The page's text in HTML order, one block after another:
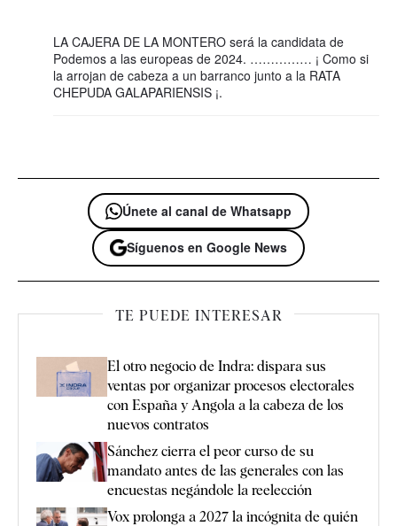
LA CAJERA DE LA MONTERO será la candidata de
Podemos a las europeas de 2024. …………… ¡ Como si
la arrojan de cabeza a un barranco junto a la RATA
CHEPUDA GALAPARIENSIS ¡.
Únete al canal de Whatsapp
Síguenos en Google News
TE PUEDE INTERESAR
El otro negocio de Indra: dispara sus
ventas por organizar procesos electorales
con España y Angola a la cabeza de los
nuevos contratos
Sánchez cierra el peor curso de su
mandato antes de las generales con las
encuestas negándole la reelección
Vox prolonga a 2027 la incógnita de quién